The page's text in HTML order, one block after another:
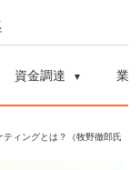
資金調達 業
ィングとは？（牧野徹郎氏